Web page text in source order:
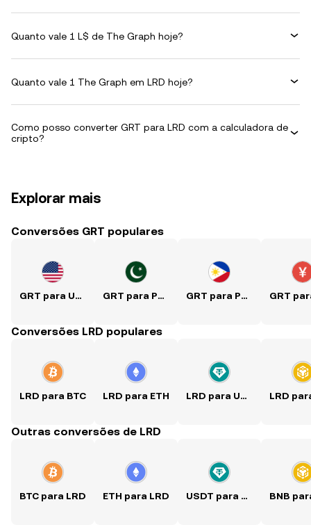
Quanto vale 1 L$ de The Graph hoje?
Quanto vale 1 The Graph em LRD hoje?
Como posso converter GRT para LRD com a calculadora de
cripto?
Explorar mais
Conversões GRT populares
GRT para USD GRT para PKR GRT para PHP
Conversões LRD populares
LRD para BTC LRD para ETH LRD para USDT
Outras conversões de LRD
BTC para LRD ETH para LRD USDT para LRD